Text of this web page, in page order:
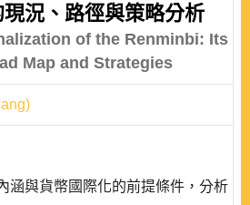
況、路徑與策略分析
of the Renminbi: Its
Map and Strategies
涵與貨幣國際化的前提條件，分析